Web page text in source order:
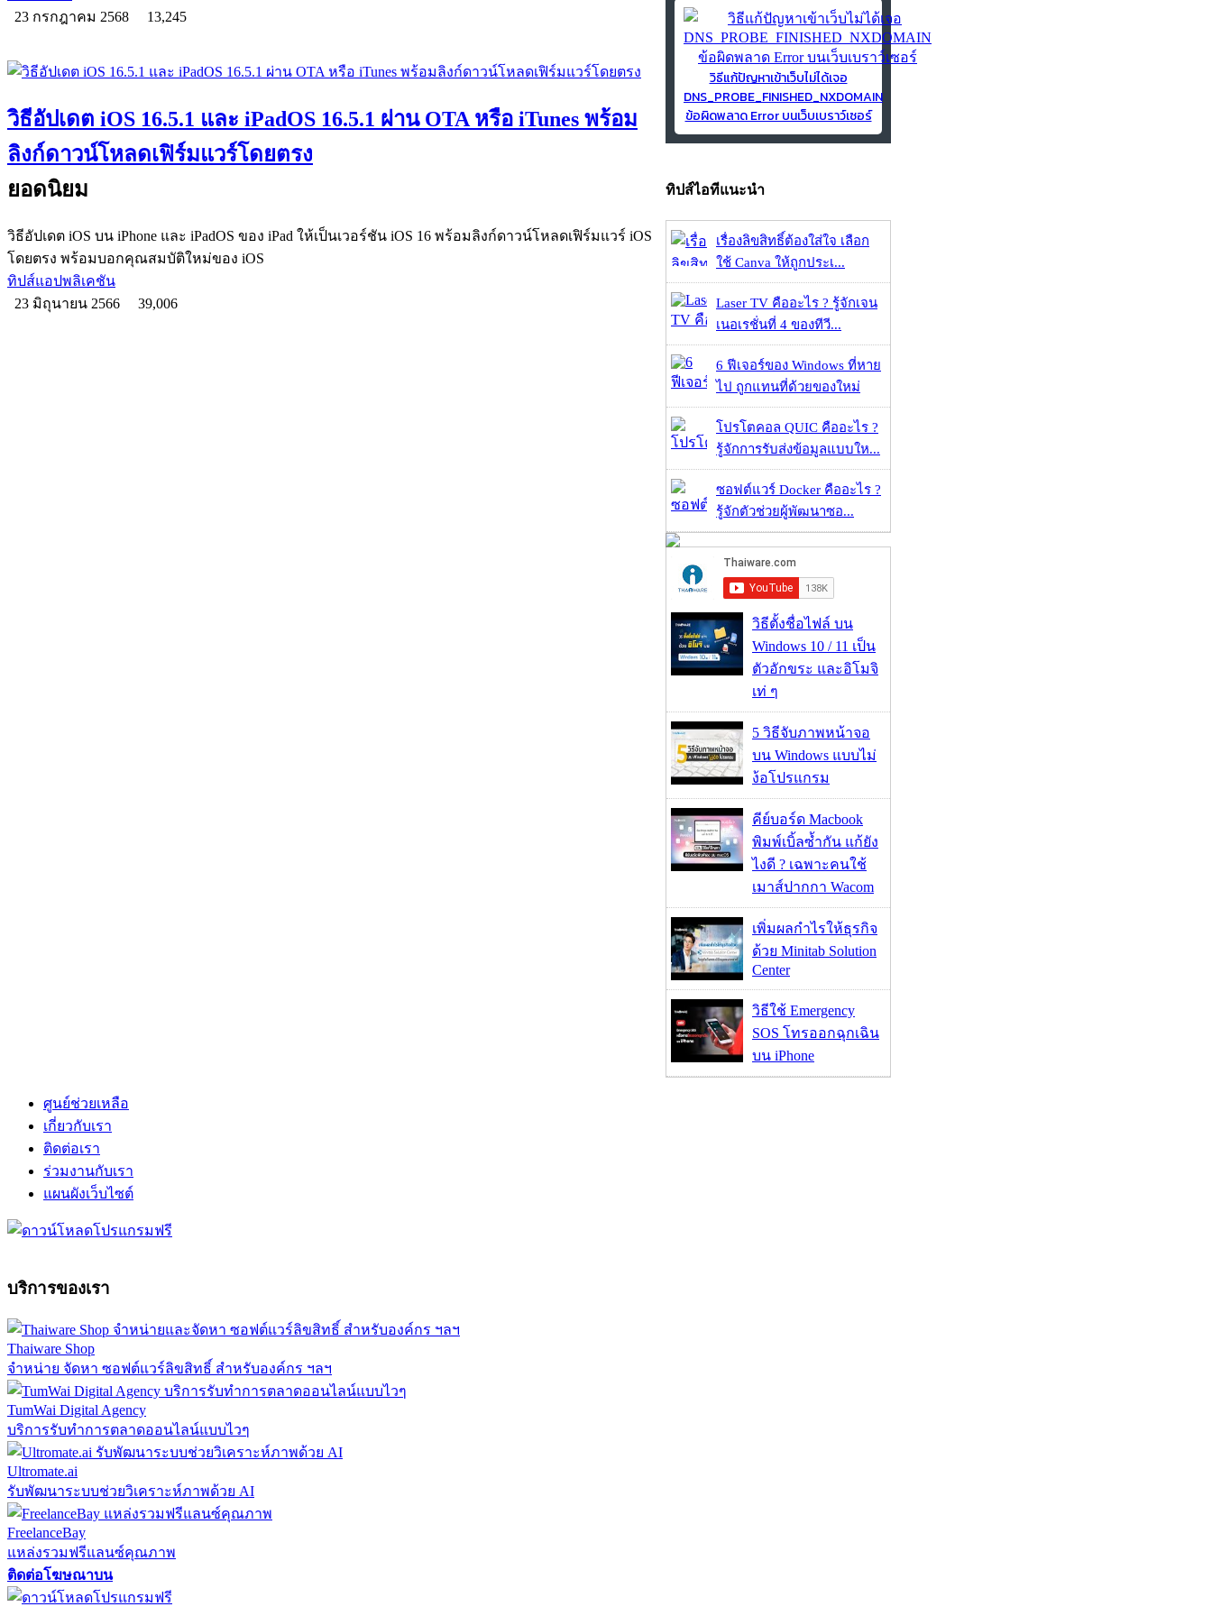
23 กรกฎาคม 2568
13,245
วิธีอัปเดต iOS 16.5.1 และ iPadOS 16.5.1 ผ่าน OTA หรือ iTunes พร้อม
ลิงก์ดาวน์โหลดเฟิร์มแวร์โดยตรง
ยอดนิยม
วิธีอัปเดต iOS บน iPhone และ iPadOS ของ iPad ให้เป็นเวอร์ชัน iOS 16 พร้อมลิงก์ดาวน์โหลดเฟิร์มแวร์ iOS
โดยตรง พร้อมบอกคุณสมบัติใหม่ของ iOS
ทิปส์แอปพลิเคชัน
23 มิถุนายน 2566
39,006
วิธีแก้ปัญหาเข้าเว็บไม่ได้เจอ
DNS_PROBE_FINISHED_NXDOMAIN
ข้อผิดพลาด Error บนเว็บเบราว์เซอร์
ทิปส์ไอทีแนะนำ
เรื่องลิขสิทธิ์ต้องใส่ใจ เลือก
ใช้ Canva ให้ถูกประเ...
Laser TV คืออะไร ? รู้จักเจน
เนอเรชั่นที่ 4 ของทีวี...
6 ฟีเจอร์ของ Windows ที่หาย
ไป ถูกแทนที่ด้วยของใหม่
โปรโตคอล QUIC คืออะไร ?
รู้จักการรับส่งข้อมูลแบบให...
ซอฟต์แวร์ Docker คืออะไร ?
รู้จักตัวช่วยผู้พัฒนาซอ...
วิธีตั้งชื่อไฟล์ บน
Windows 10 / 11 เป็น
ตัวอักขระ และอิโมจิ
เท่ ๆ
5 วิธีจับภาพหน้าจอ
บน Windows แบบไม่
ง้อโปรแกรม
คีย์บอร์ด Macbook
พิมพ์เบิ้ลซ้ำกัน แก้ยัง
ไงดี ? เฉพาะคนใช้
เมาส์ปากกา Wacom
เพิ่มผลกำไรให้ธุรกิจ
ด้วย Minitab Solution
Center
วิธีใช้ Emergency
SOS โทรออกฉุกเฉิน
บน iPhone
ศูนย์ช่วยเหลือ
เกี่ยวกับเรา
ติดต่อเรา
ร่วมงานกับเรา
แผนผังเว็บไซต์
บริการของเรา
Thaiware Shop
จำหน่าย จัดหา ซอฟต์แวร์ลิขสิทธิ์ สำหรับองค์กร ฯลฯ
TumWai Digital Agency
บริการรับทำการตลาดออนไลน์แบบไวๆ
Ultromate.ai
รับพัฒนาระบบช่วยวิเคราะห์ภาพด้วย AI
FreelanceBay
แหล่งรวมฟรีแลนซ์คุณภาพ
ติดต่อโฆษณาบน